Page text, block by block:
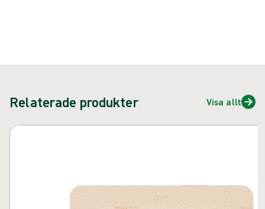
Relaterade produkter Visa allt